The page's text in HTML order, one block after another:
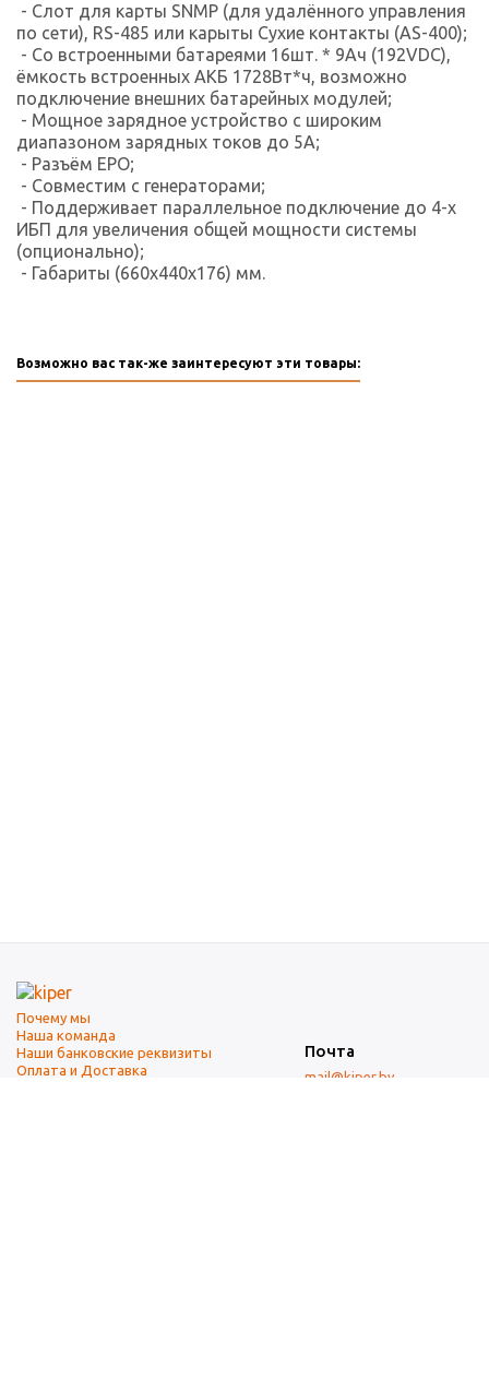
- Слот для карты SNMP (для удалённого управления
по сети), RS-485 или карыты Сухие контакты (AS-400);
- Со встроенными батареями 16шт. * 9Ач (192VDC),
ёмкость встроенных АКБ 1728Вт*ч, возможно
подключение внешних батарейных модулей;
- Мощное зарядное устройство с широким
диапазоном зарядных токов до 5A;
- Разъём EPO;
- Совместим с генераторами;
- Поддерживает параллельное подключение до 4-х
ИБП для увеличения общей мощности системы
(опционально);
- Габариты (660x440x176) мм.
Возможно вас так-же заинтересуют эти товары:
Почему мы
Наша команда
Наши банковские реквизиты
Оплата и Доставка
Почта
mail@kiper.by